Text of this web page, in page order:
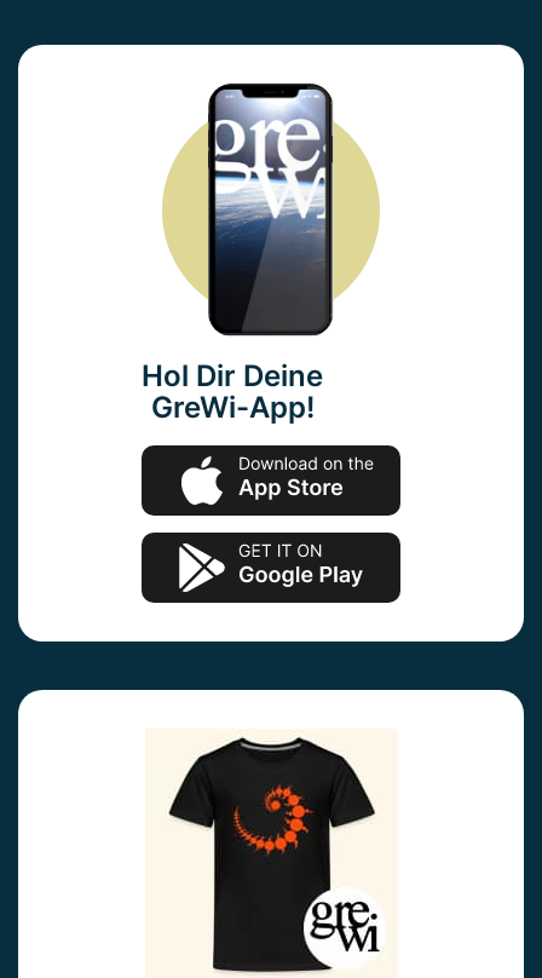
Hol Dir Deine
GreWi-App!